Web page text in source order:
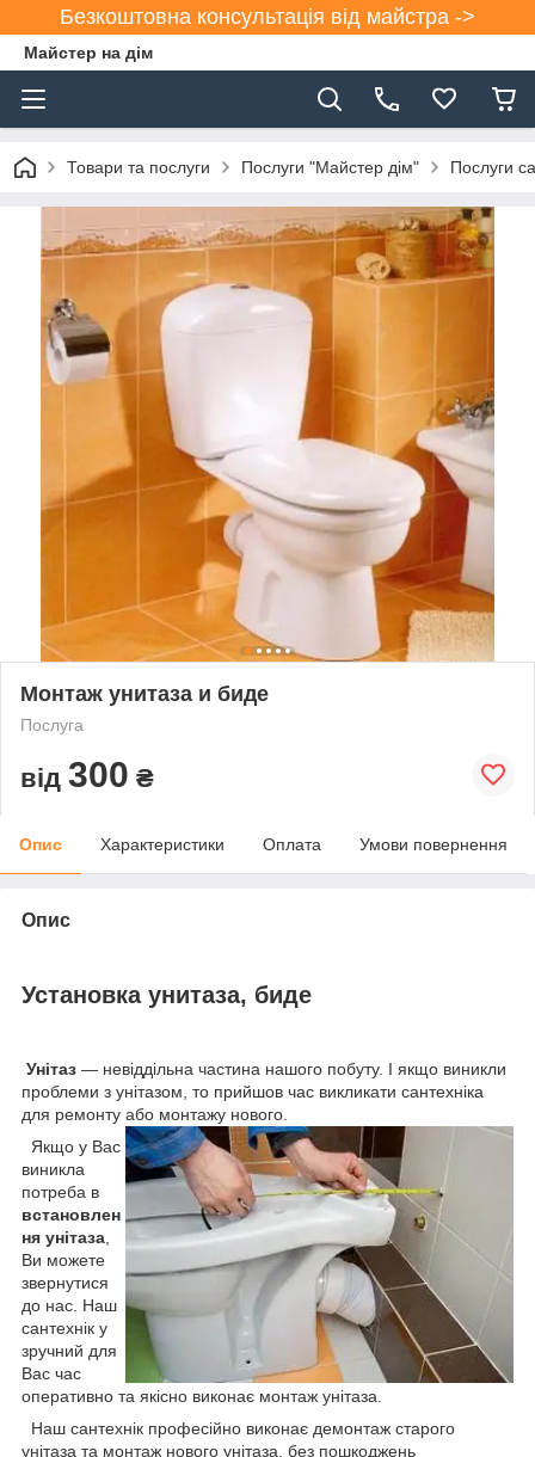
Безкоштовна консультація від майстра ->
Майстер на дім
Товари та послуги Послуги "Майстер дім" Послуги
Монтаж унитаза и биде
Послуга
від 300 ₴
Опис Характеристики Оплата Умови повернення
Опис
Установка унитаза, биде
Унітаз — невіддільна частина нашого побуту. І якщо виникли
проблеми з унітазом, то прийшов час викликати сантехніка
для ремонту або монтажу нового.
Якщо у Вас
виникла
потреба в
встановлен
ня унітаза,
Ви можете
звернутися
до нас. Наш
сантехнік у
зручний для
Вас час
оперативно та якісно виконає монтаж унітаза.
Наш сантехнік професійно виконає демонтаж старого
унітаза та монтаж нового унітаза, без пошкоджень